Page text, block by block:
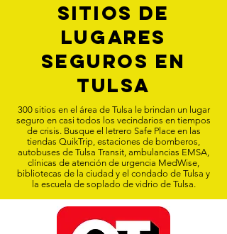
Sitios de
lugares
seguros en
Tulsa
300 sitios en el área de Tulsa le brindan un lugar
seguro en casi todos los vecindarios en tiempos
de crisis. Busque el letrero Safe Place en las
tiendas QuikTrip, estaciones de bomberos,
autobuses de Tulsa Transit, ambulancias EMSA,
clínicas de atención de urgencia MedWise,
bibliotecas de la ciudad y el condado de Tulsa y
la escuela de soplado de vidrio de Tulsa.